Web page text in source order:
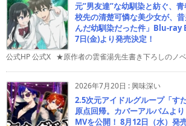
元”男友達”な幼馴染と紡ぐ、
校先の清楚可憐な美少女が、
んだ幼馴染だった件」Blu-ray
7日(金)より発売決定！
公式HP 公式X ★原作者の雲雀湯先生書き下ろしのノ
2026年7月20日 :興味深い
2.5次元アイドルグループ「す
原点回帰。カバーアルバムよ
MVを公開！ 8月12日（水）発